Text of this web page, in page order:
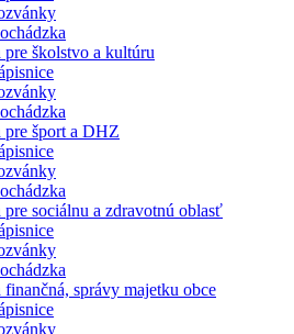
školstvo a kultúru
pre šport a DHZ
sociálnu a zdravotnú oblasť
správy majetku obce